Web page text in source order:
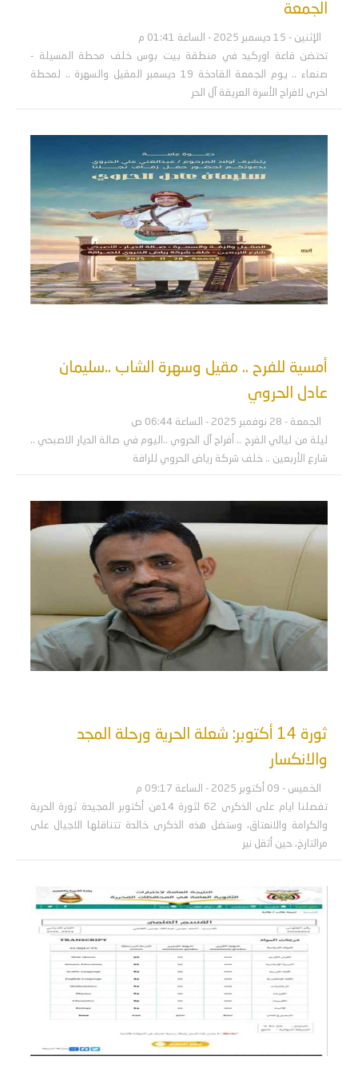
الجمعة
الإثنين - 15 ديسمبر 2025 - الساعة 01:41 م
تحتضن قاعة اوركيد في منطقة بيت بوس خلف محطة المسيلة -
صنعاء .. يوم الجمعة القادخة 19 ديسمبر المقيل والسهرة .. لمحطة
اخرى لافراح الأسرة العريقة آل الحر
أمسية للفرح .. مقيل وسهرة الشاب ..سليمان
عادل الحروي
الجمعة - 28 نوفمبر 2025 - الساعة 06:44 ص
ليلة من ليالي الفرح .. أفراح آل الحروي ..اليوم في صالة الديار الاصبحي ..
شارع الأربعين .. خلف شركة رياض الحروي للرافة
ثورة 14 أكتوبر: شعلة الحرية ورحلة المجد
والانكسار
الخميس - 09 أكتوبر 2025 - الساعة 09:17 م
تفصلنا ايام على الذكرى 62 لثورة 14من أكتوبر المجيدة ثورة الحرية
والكرامة والانعتاق، وستضل هذه الذكرى خالدة تتناقلها الاجيال على
مرالتارخ، حين أثقل نير